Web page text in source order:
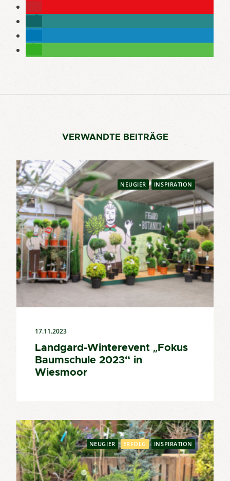
VERWANDTE BEITRÄGE
NEUGIER INSPIRATION
17.11.2023
Landgard-Winterevent „Fokus
Baumschule 2023“ in
Wiesmoor
NEUGIER ERFOLG INSPIRATION